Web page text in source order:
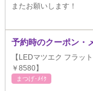
またお願いします！
予約時のクーポン・
【LEDマツエク フラッ
￥8580】
まつげ･ﾒｲｸ